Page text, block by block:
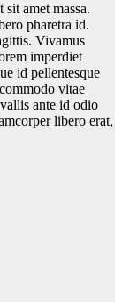
amet massa.
pharetra id.
Vivamus
imperdiet
id pellentesque
vitae
ante id odio
libero erat,